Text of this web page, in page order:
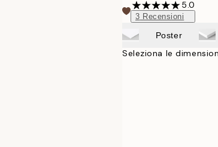
5.0
3 Recensioni
Poster
Seleziona le